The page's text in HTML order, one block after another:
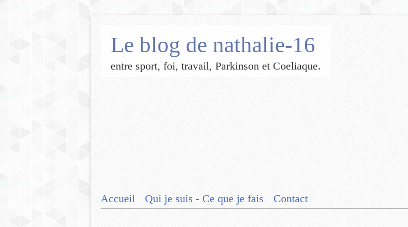
Le blog de nathalie-16
entre sport, foi, travail, Parkinson et Coeliaque.
Accueil Qui je suis - Ce que je fais Contact